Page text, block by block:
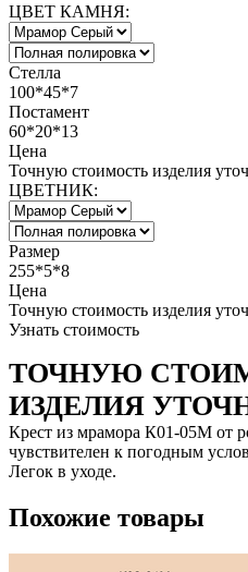
ЦВЕТ КАМНЯ:
Стелла
100*45*7
Постамент
60*20*13
Цена
Точную стоимость изделия
ЦВЕТНИК:
Размер
255*5*8
Цена
Точную стоимость изделия
Узнать стоимость
ТОЧНУЮ
ИЗДЕЛИЯ
Крест из мрамора К01-05М от
чувствителен к погодным
Легок в уходе.
Похожие товары